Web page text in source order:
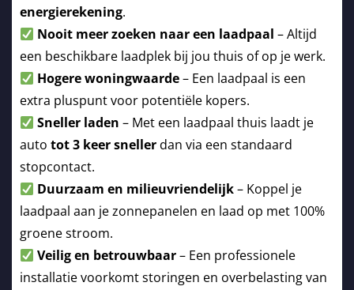
energierekening.
Nooit meer zoeken naar een laadpaal – Altijd
een beschikbare laadplek bij jou thuis of op je werk.
Hogere woningwaarde– Een laadpaal is een
extra pluspunt voor potentiële kopers.
Sneller laden – Met een laadpaal thuis laadt je
auto tot 3 keer snellerdan via een standaard
stopcontact.
Duurzaam en milieuvriendelijk– Koppel je
laadpaal aan je zonnepanelen en laad op met 100%
groene stroom.
Veilig en betrouwbaar– Een professionele
installatie voorkomt storingen en overbelasting van